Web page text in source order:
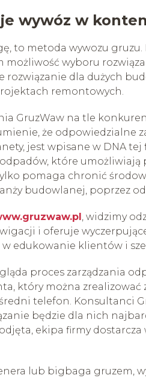
wywóz w
to metoda wywozu
możliwość wyboru
rozwiązanie dla dużych
remontowych.
GruzWaw na tle
że odpowiedzialne
jest wpisane w DNA
które umożliwiają
pomaga chronić
budowlanej, poprzez
, widzimy
i oferuje
edukowanie klientów i
proces zarządzania
który można
telefon. Konsultanci
będzie dla nich
ekipa firmy dostarcza
lub bigbaga gruzem,